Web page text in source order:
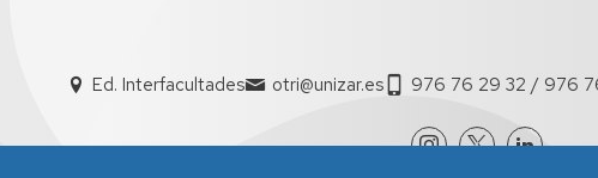
Ed. Interfacultades otri@unizar.es 976 76 29 32 / 976